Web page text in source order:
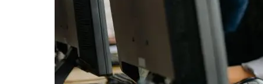
suporte
ao
cliente